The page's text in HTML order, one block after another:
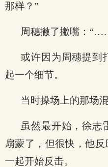
那样？”
周穗撇了撇嘴：
或许因为周穗提到
起一个细节。
当时操场上的那场
虽然最开始，徐志
扇蒙了，但很快，他
一起开始反击。